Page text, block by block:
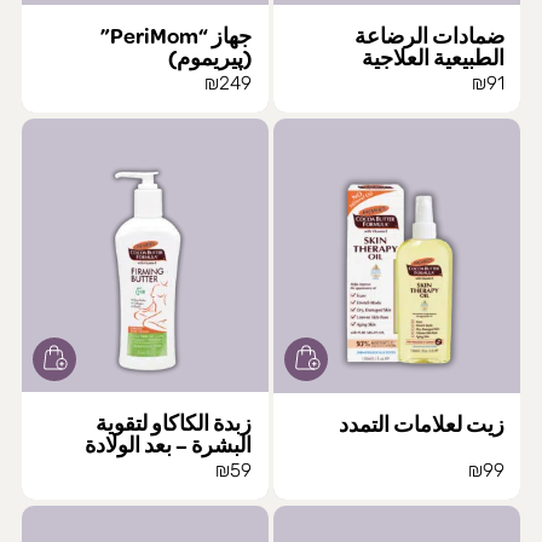
ضمادات الرضاعة
الطبيعية العلاجية
₪91
جهاز “PeriMom”
(پيريموم)
₪249
زيت لعلامات التمدد
₪99
زبدة الكاكاو لتقوية
البشرة – بعد الولادة
₪59